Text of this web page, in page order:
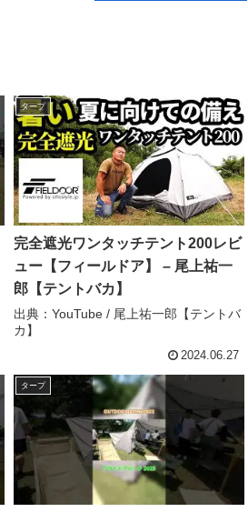
タープ
完全遮光ワンタッチテント200レビ
ュー【フィールドア】 – 尾上祐一
郎【テントバカ】
出典：YouTube / 尾上祐一郎【テントバ
カ】
2024.06.27
タープ